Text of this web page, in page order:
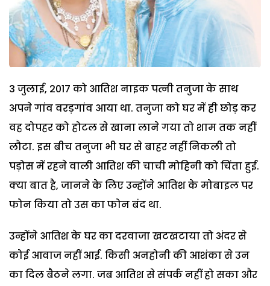
3 जुलाई, 2017 को आतिश नाइक पत्नी तनुजा के साथ
अपने गांव वरड़गांव आया था. तनुजा को घर में ही छोड़ कर
वह दोपहर को होटल से खाना लाने गया तो शाम तक नहीं
लौटा. इस बीच तनुजा भी घर से बाहर नहीं निकली तो
पड़ोस में रहने वाली आतिश की चाची मोहिनी को चिंता हुई.
क्या बात है, जानने के लिए उन्होंने आतिश के मोबाइल पर
फोन किया तो उस का फोन बंद था.
उन्होंने आतिश के घर का दरवाजा खटखटाया तो अंदर से
कोई आवाज नहीं आई. किसी अनहोनी की आशंका से उन
का दिल बैठने लगा. जब आतिश से संपर्क नहीं हो सका और